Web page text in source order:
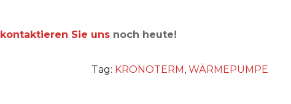
kontaktieren Sie uns noch heute!
Tag: KRONOTERM, WÄRMEPUMPE